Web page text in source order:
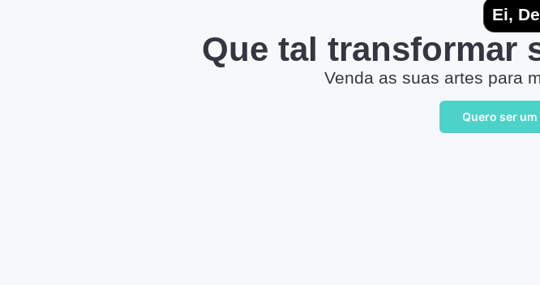
Ei,
Que tal transformar
Venda as suas artes para
Quero ser um